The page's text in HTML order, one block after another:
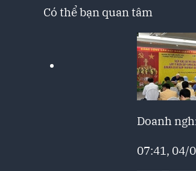
Có thể bạn quan tâm
Doanh
07:41, 04/